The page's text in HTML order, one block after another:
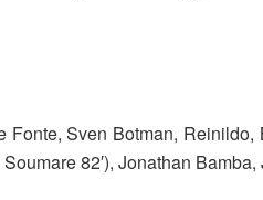
Sven Botman,
82′), Jonathan